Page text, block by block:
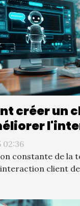
créer un
02:36
constante de la
client